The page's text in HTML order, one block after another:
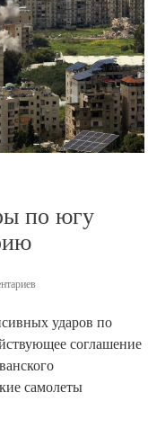
по югу
ударов по
соглашение
самолеты